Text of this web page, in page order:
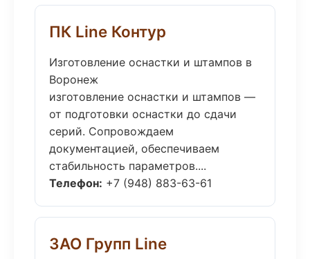
ПК Line Контур
Изготовление оснастки и штампов в
Воронеж
изготовление оснастки и штампов —
от подготовки оснастки до сдачи
серий. Сопровождаем
документацией, обеспечиваем
стабильность параметров....
Телефон: +7 (948) 883-63-61
ЗАО Групп Line